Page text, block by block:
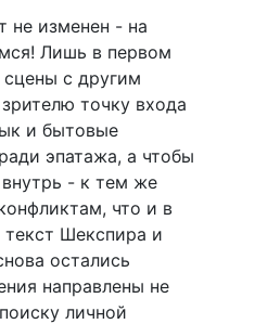
не изменен - на
Лишь в первом
с другим
точку входа
и бытовые
эпатажа, а чтобы
- к тем же
что и в
Шекспира и
остались
направлены не
личной